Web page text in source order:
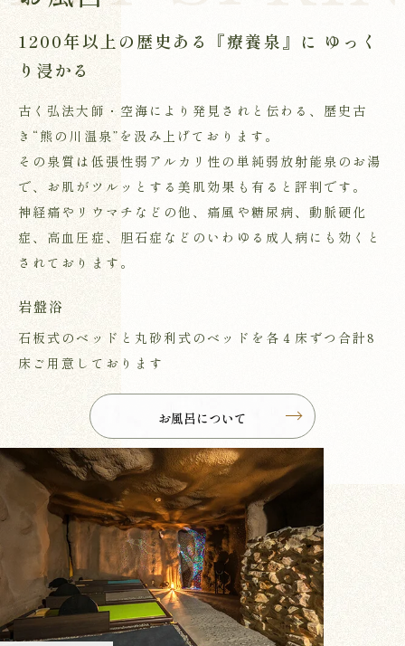
1200年以上の歴史ある『療養泉』に ゆっく
り浸かる
古く弘法大師・空海により発見されと伝わる、歴史古
き“熊の川温泉”を汲み上げております。
その泉質は低張性弱アルカリ性の単純弱放射能泉のお湯
で、お肌がツルッとする美肌効果も有ると評判です。
神経痛やリウマチなどの他、痛風や糖尿病、動脈硬化
症、高血圧症、胆石症などのいわゆる成人病にも効くと
されております。
岩盤浴
石板式のベッドと丸砂利式のベッドを各４床ずつ合計8
床ご用意しております
お風呂について